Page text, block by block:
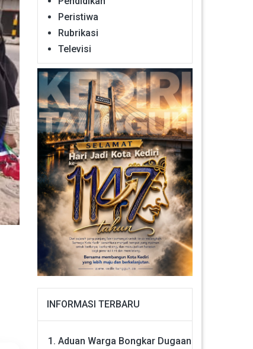
Peristiwa
Rubrikasi
Televisi
INFORMASI TERBARU
Aduan Warga Bongkar Dugaan